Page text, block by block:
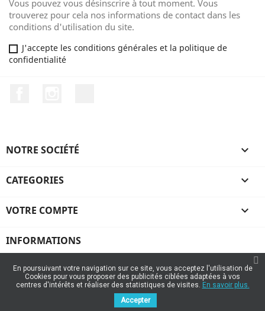
Vous pouvez vous désinscrire à tout moment. Vous
trouverez pour cela nos informations de contact dans les
conditions d'utilisation du site.
J'accepte les conditions générales et la politique de
confidentialité
NOTRE SOCIÉTÉ 
CATEGORIES 
VOTRE COMPTE 
INFORMATIONS
En poursuivant votre navigation sur ce site, vous acceptez l'utilisation de
Cookies pour vous proposer des publicités ciblées adaptées à vos
centres d'intérêts et réaliser des statistiques de visites. En savoir plus.
Accepter